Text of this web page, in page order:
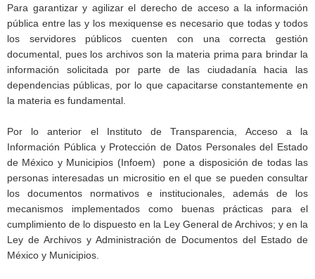
Para garantizar y agilizar el derecho de acceso a la información
pública entre las y los mexiquense es necesario que todas y todos
los servidores públicos cuenten con una correcta gestión
documental, pues los archivos son la materia prima para brindar la
información solicitada por parte de las ciudadanía hacia las
dependencias públicas, por lo que capacitarse constantemente en
la materia es fundamental.
Por lo anterior el Instituto de Transparencia, Acceso a la
Información Pública y Protección de Datos Personales del Estado
de México y Municipios (Infoem) pone a disposición de todas las
personas interesadas un micrositio en el que se pueden consultar
los documentos normativos e institucionales, además de los
mecanismos implementados como buenas prácticas para el
cumplimiento de lo dispuesto en la Ley General de Archivos; y en la
Ley de Archivos y Administración de Documentos del Estado de
México y Municipios.